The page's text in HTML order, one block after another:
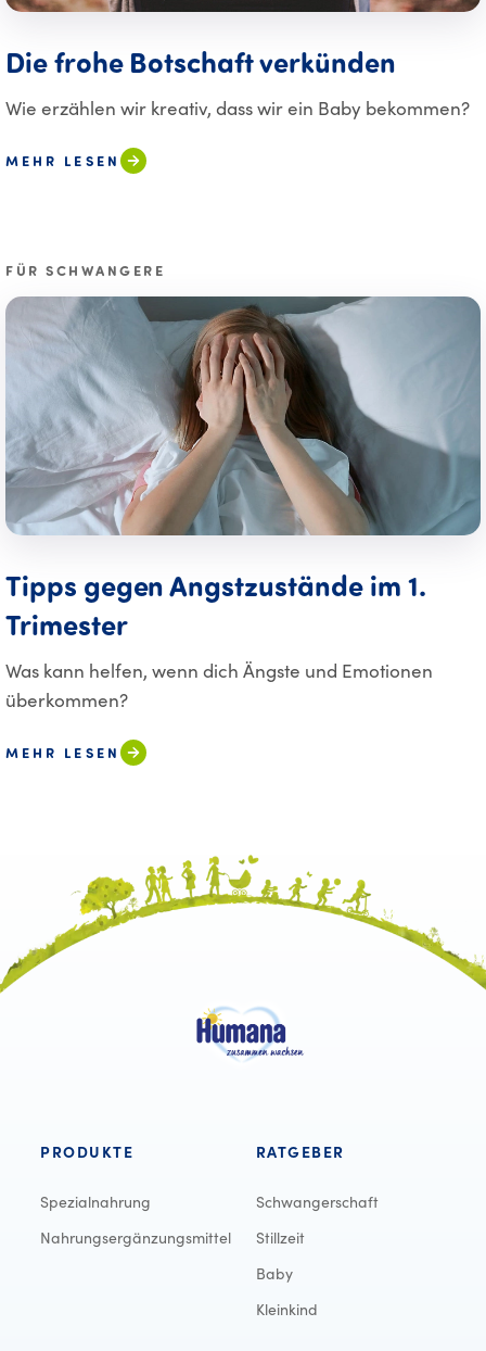
Die frohe Botschaft verkünden
Wie erzählen wir kreativ, dass wir ein Baby bekommen?
MEHR LESEN
FÜR SCHWANGERE
Tipps gegen Angstzustände im 1.
Trimester
Was kann helfen, wenn dich Ängste und Emotionen
überkommen?
MEHR LESEN
PRODUKTE
Spezialnahrung
Nahrungsergänzungsmittel
RATGEBER
Schwangerschaft
Stillzeit
Baby
Kleinkind